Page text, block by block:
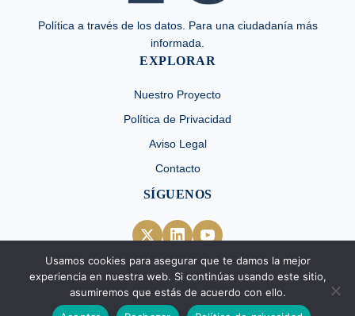
Política a través de los datos. Para una ciudadanía más
informada.
EXPLORAR
Nuestro Proyecto
Política de Privacidad
Aviso Legal
Contacto
SÍGUENOS
Política Conciencia 2026. Creative Commons BY-ND-NC
Usamos cookies para asegurar que te damos la mejor
experiencia en nuestra web. Si continúas usando este sitio,
asumiremos que estás de acuerdo con ello.